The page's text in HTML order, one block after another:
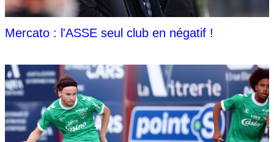
Mercato : l'ASSE seul club en négatif !